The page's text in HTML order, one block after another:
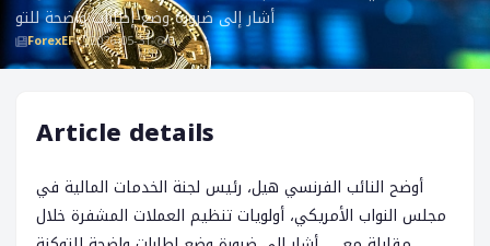
أشار إلى ضرورة وضع إطارات واضحة للتو
ForexEF 2026-05-31 0
Article details
أوضح النائب الفرنسي هيل، رئيس لجنة الخدمات المالية في
مجلس النواب الأمريكي، أولويات تنظيم العملات المشفرة خلال